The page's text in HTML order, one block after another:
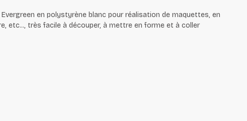
en polystyrène blanc pour réalisation de maquettes, en
etc..., très facile à découper, à mettre en forme et à coller